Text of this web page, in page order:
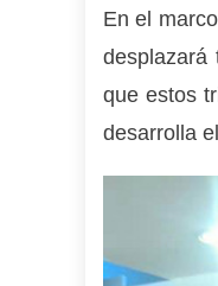
En el
desplazará
que estos
desarrolla